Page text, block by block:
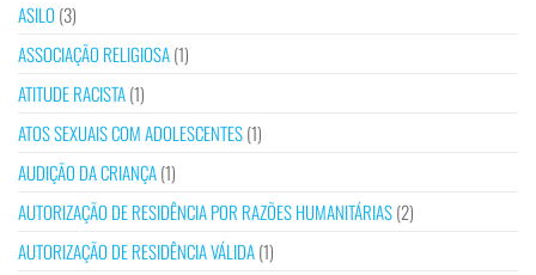
ASILO (3)
ASSOCIAÇÃO RELIGIOSA(1)
ATITUDE RACISTA(1)
ATOS SEXUAIS COM ADOLESCENTES(1)
AUDIÇÃO DA CRIANÇA(1)
AUTORIZAÇÃO DE RESIDÊNCIA POR RAZÕES HUMANITÁRIAS(2)
AUTORIZAÇÃO DE RESIDÊNCIA VÁLIDA(1)